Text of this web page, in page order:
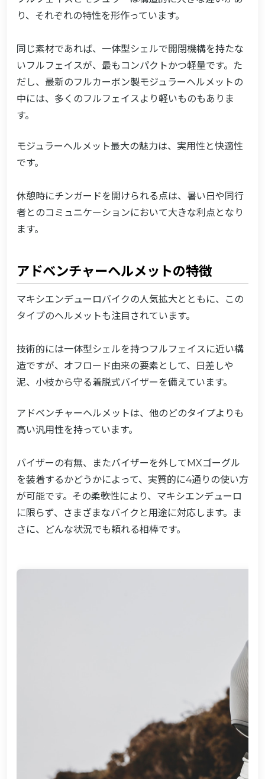
り、それぞれの特性を形作っています。
同じ素材であれば、一体型シェルで開閉機構を持たな
いフルフェイスが、最もコンパクトかつ軽量です。た
だし、最新のフルカーボン製モジュラーヘルメットの
中には、多くのフルフェイスより軽いものもありま
す。
モジュラーヘルメット最大の魅力は、実用性と快適性
です。
休憩時にチンガードを開けられる点は、暑い日や同行
者とのコミュニケーションにおいて大きな利点となり
ます。
アドベンチャーヘルメットの特徴
マキシエンデューロバイクの人気拡大とともに、この
タイプのヘルメットも注目されています。
技術的には一体型シェルを持つフルフェイスに近い構
造ですが、オフロード由来の要素として、日差しや
泥、小枝から守る着脱式バイザーを備えています。
アドベンチャーヘルメットは、他のどのタイプよりも
高い汎用性を持っています。
バイザーの有無、またバイザーを外してMXゴーグル
を装着するかどうかによって、実質的に4通りの使い方
が可能です。その柔軟性により、マキシエンデューロ
に限らず、さまざまなバイクと用途に対応します。ま
さに、どんな状況でも頼れる相棒です。